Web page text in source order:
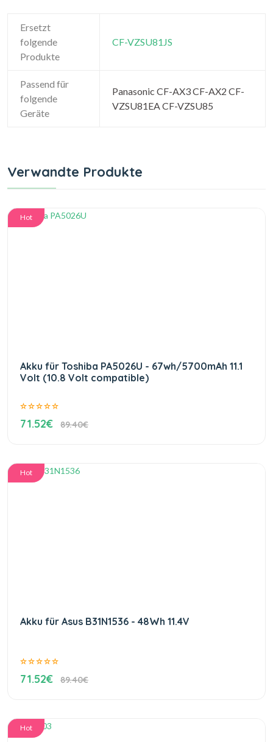
Ersetzt
folgende
Produkte
CF-VZSU81JS
Passend für
folgende
Geräte
Panasonic CF-AX3 CF-AX2 CF-
VZSU81EA CF-VZSU85
Verwandte Produkte
Hot
Akku für Toshiba PA5026U - 67wh/5700mAh 11.1
Volt (10.8 Volt compatible)
71.52€ 89.40€
Hot
Akku für Asus B31N1536 - 48Wh 11.4V
71.52€ 89.40€
Hot